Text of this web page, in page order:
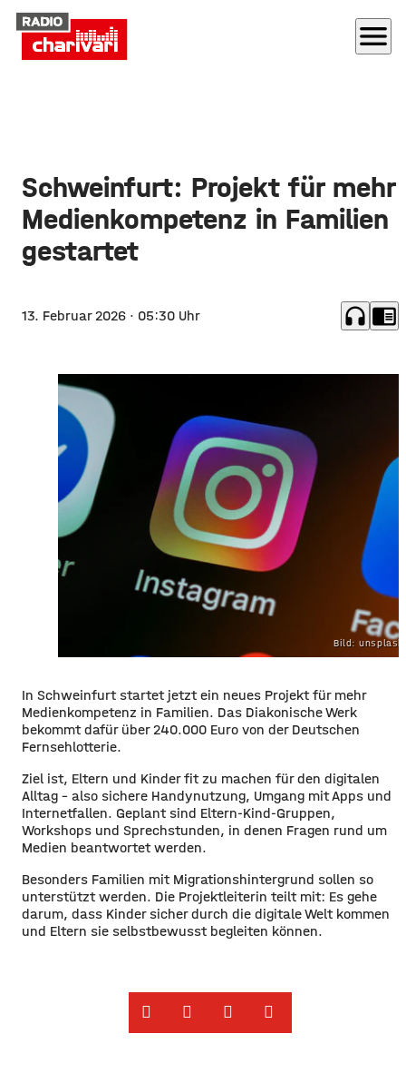
menu
Schweinfurt: Projekt für mehr
Medienkompetenz in Familien
gestartet
13. Februar 2026 · 05:30 Uhr headphones chrome_reader_mode
Bild:
In Schweinfurt startet jetzt ein neues Projekt für mehr
Medienkompetenz in Familien. Das Diakonische Werk
bekommt dafür über 240.000 Euro von der Deutschen
Fernsehlotterie.
Ziel ist, Eltern und Kinder fit zu machen für den digitalen
Alltag – also sichere Handynutzung, Umgang mit Apps und
Internetfallen. Geplant sind Eltern-Kind-Gruppen,
Workshops und Sprechstunden, in denen Fragen rund um
Medien beantwortet werden.
Besonders Familien mit Migrationshintergrund sollen so
unterstützt werden. Die Projektleiterin teilt mit: Es gehe
darum, dass Kinder sicher durch die digitale Welt kommen
und Eltern sie selbstbewusst begleiten können.